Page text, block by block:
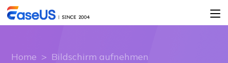
Home > Bildschirm aufnehmen